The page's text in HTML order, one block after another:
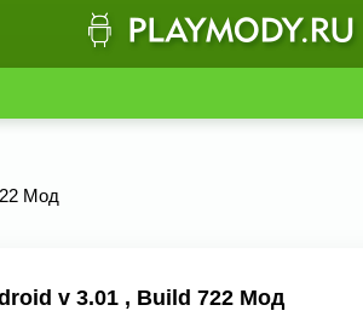
Мод
v 3.01 , Build 722 Мод